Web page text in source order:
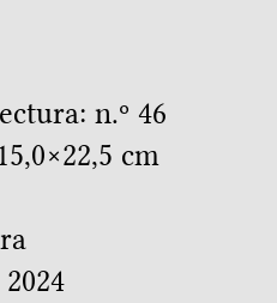
n.º 46
cm